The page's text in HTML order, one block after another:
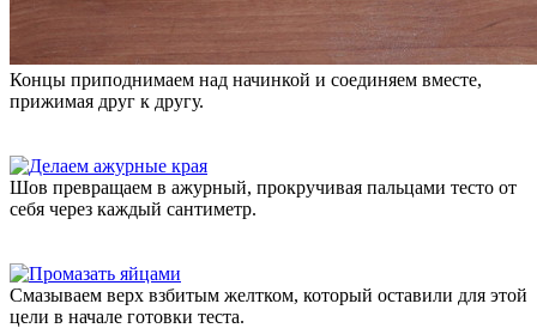
Концы приподнимаем над начинкой и соединяем вместе,
прижимая друг к другу.
Шов превращаем в ажурный, прокручивая пальцами тесто от
себя через каждый сантиметр.
Смазываем верх взбитым желтком, который оставили для этой
цели в начале готовки теста.